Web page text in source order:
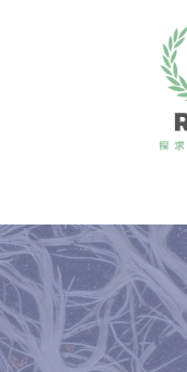
ス
キ
ッ
プ